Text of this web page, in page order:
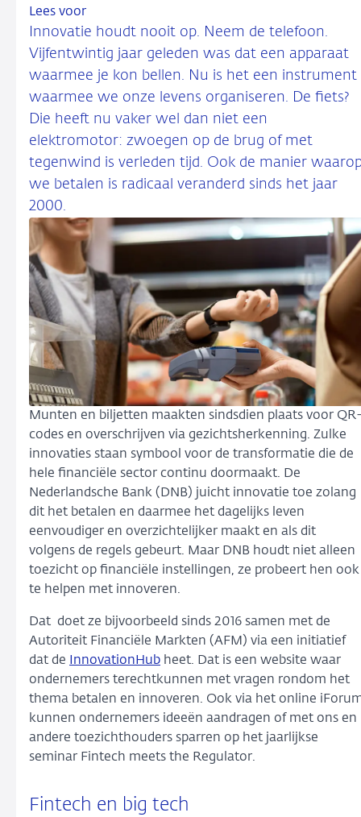
Lees voor
Innovatie houdt nooit op. Neem de telefoon.
Vijfentwintig jaar geleden was dat een apparaat
waarmee je kon bellen. Nu is het een instrument
waarmee we onze levens organiseren. De fiets?
Die heeft nu vaker wel dan niet een
elektromotor: zwoegen op de brug of met
tegenwind is verleden tijd. Ook de manier
we betalen is radicaal veranderd sinds het jaar
2000.
Munten en biljetten maakten sindsdien plaats voor
codes en overschrijven via gezichtsherkenning. Zulke
innovaties staan symbool voor de transformatie die de
hele financiële sector continu doormaakt. De
Nederlandsche Bank (DNB) juicht innovatie toe zolang
dit het betalen en daarmee het dagelijks leven
eenvoudiger en overzichtelijker maakt en als dit
volgens de regels gebeurt. Maar DNB houdt niet alleen
toezicht op financiële instellingen, ze probeert hen ook
te helpen met innoveren.
Dat doet ze bijvoorbeeld sinds 2016 samen met de
Autoriteit Financiële Markten (AFM) via een initiatief
dat de
InnovationHub heet. Dat is een website waar
ondernemers terechtkunnen met vragen rondom het
thema betalen en innoveren. Ook via het online
kunnen ondernemers ideeën aandragen of met ons en
andere toezichthouders sparren op het jaarlijkse
seminar Fintech meets the Regulator.
Fintech en big tech